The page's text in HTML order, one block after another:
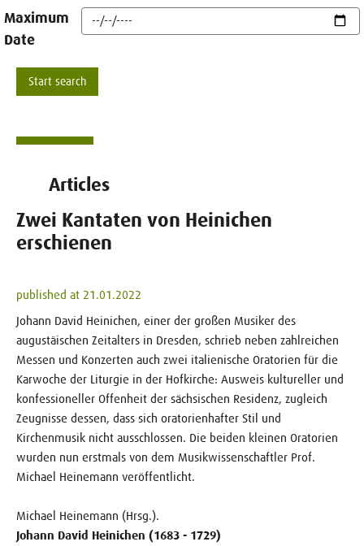
Maximum
Date
Articles
Zwei Kantaten von Heinichen
erschienen
published at 21.01.2022
Johann David Heinichen, einer der großen Musiker des
augustäischen Zeitalters in Dresden, schrieb neben zahlreichen
Messen und Konzerten auch zwei italienische Oratorien für die
Karwoche der Liturgie in der Hofkirche: Ausweis kultureller und
konfessioneller Offen­heit der sächsischen Residenz, zugleich
Zeugnisse dessen, dass sich oratorienhafter Stil und
Kirchenmusik nicht ausschlossen. Die beiden kleinen Oratorien
wurden nun erstmals von dem Musikwissenschaftler Prof.
Michael Heinemann veröffentlicht.
Michael Heinemann (Hrsg.).
Johann David Heinichen (1683 - 1729)